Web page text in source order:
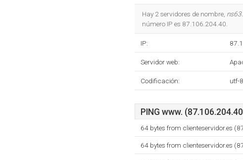
Hay 2 servidores de nombre,
número IP es 87.106.204.40.
IP:
Servidor web:
Codificación: utf-8
PING www.
64 bytes from clienteservidor.es
64 bytes from clienteservidor.es